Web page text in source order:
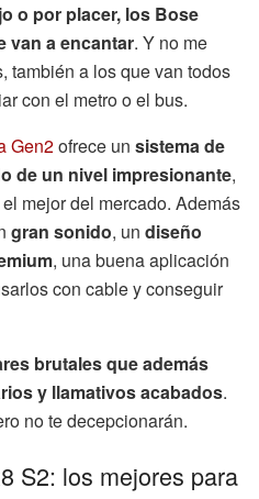
o por placer, los Bose
van a encantar. Y no me
también a los que van todos
con el metro o el bus.
Gen2ofrece un sistema de
de un nivel impresionante,
mejor del mercado. Además
gran sonido, un diseño
, una buena aplicación
con cable y conseguir
brutales que además
y llamativos acabados.
no te decepcionarán.
S2: los mejores para